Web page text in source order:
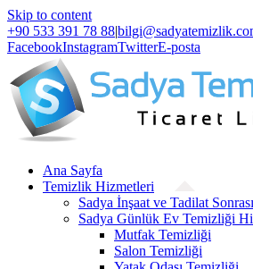
Skip to content
+90 533 391 78 88|
FacebookInstagramTwitterE-posta
Ana Sayfa
Temizlik Hizmetleri
Sadya İnşaat ve Tadilat
Sadya Günlük Ev Temizliği
Mutfak Temizliği
Salon Temizliği